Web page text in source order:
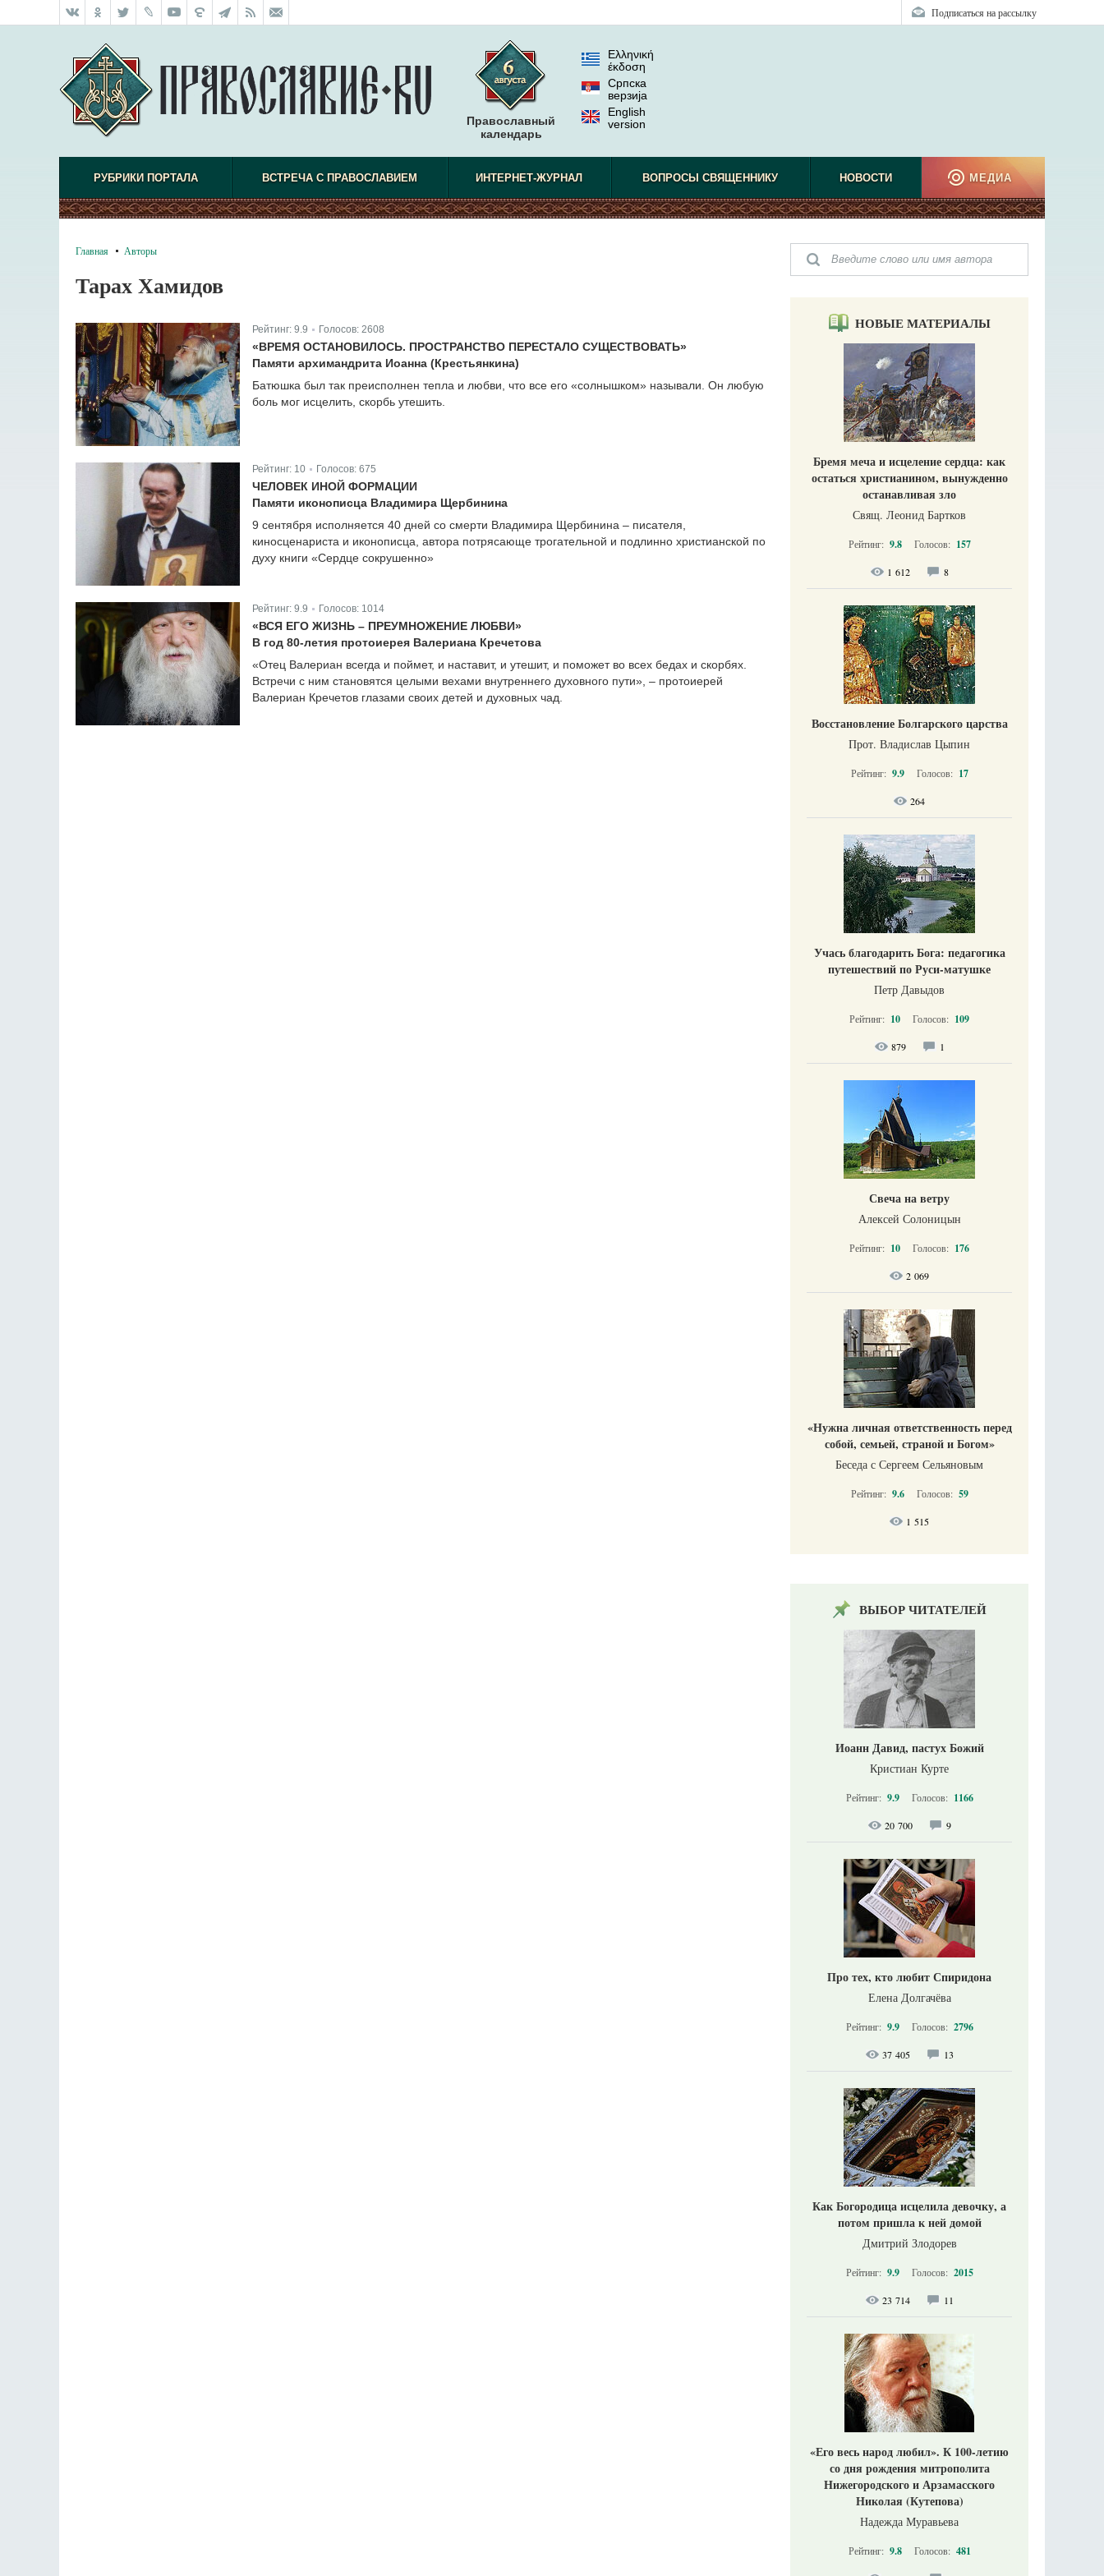
Подписаться на рассылку
Православный
календарь
Ελληνική
έκδοση
Српска
верзиjа
English
version
РУБРИКИ ПОРТАЛА ВСТРЕЧА С ПРАВОСЛАВИЕМ ИНТЕРНЕТ-ЖУРНАЛ ВОПРОСЫ СВЯЩЕННИКУ НОВОСТИ МЕДИА
Главная Авторы
Тарах Хамидов
Рейтинг: 9.9 Голосов: 2608
«ВРЕМЯ ОСТАНОВИЛОСЬ. ПРОСТРАНСТВО ПЕРЕСТАЛО СУЩЕСТВОВАТЬ»
Памяти архимандрита Иоанна (Крестьянкина)
Батюшка был так преисполнен тепла и любви, что все его «солнышком» называли. Он любую
боль мог исцелить, скорбь утешить.
Рейтинг: 10 Голосов: 675
ЧЕЛОВЕК ИНОЙ ФОРМАЦИИ
Памяти иконописца Владимира Щербинина
9 сентября исполняется 40 дней со смерти Владимира Щербинина – писателя,
киносценариста и иконописца, автора потрясающе трогательной и подлинно христианской по
духу книги «Сердце сокрушенно»
Рейтинг: 9.9 Голосов: 1014
«ВСЯ ЕГО ЖИЗНЬ – ПРЕУМНОЖЕНИЕ ЛЮБВИ»
В год 80-летия протоиерея Валериана Кречетова
«Отец Валериан всегда и поймет, и наставит, и утешит, и поможет во всех бедах и скорбях.
Встречи с ним становятся целыми вехами внутреннего духовного пути», – протоиерей
Валериан Кречетов глазами своих детей и духовных чад.
НОВЫЕ МАТЕРИАЛЫ
Бремя меча и исцеление сердца: как
остаться христианином, вынужденно
останавливая зло
Свящ. Леонид Бартков
Рейтинг: 9.8 Голосов: 157
1 612 8
Восстановление Болгарского царства
Прот. Владислав Цыпин
Рейтинг: 9.9 Голосов: 17
264
Учась благодарить Бога: педагогика
путешествий по Руси-матушке
Петр Давыдов
Рейтинг: 10 Голосов: 109
879 1
Свеча на ветру
Алексей Солоницын
Рейтинг: 10 Голосов: 176
2 069
«Нужна личная ответственность перед
собой, семьей, страной и Богом»
Беседа с Сергеем Сельяновым
Рейтинг: 9.6 Голосов: 59
1 515
ВЫБОР ЧИТАТЕЛЕЙ
Иоанн Давид, пастух Божий
Кристиан Курте
Рейтинг: 9.9 Голосов: 1166
20 700 9
Про тех, кто любит Спиридона
Елена Долгачёва
Рейтинг: 9.9 Голосов: 2796
37 405 13
Как Богородица исцелила девочку, а
потом пришла к ней домой
Дмитрий Злодорев
Рейтинг: 9.9 Голосов: 2015
23 714 11
«Его весь народ любил». К 100-летию
со дня рождения митрополита
Нижегородского и Арзамасского
Николая (Кутепова)
Надежда Муравьева
Рейтинг: 9.8 Голосов: 481